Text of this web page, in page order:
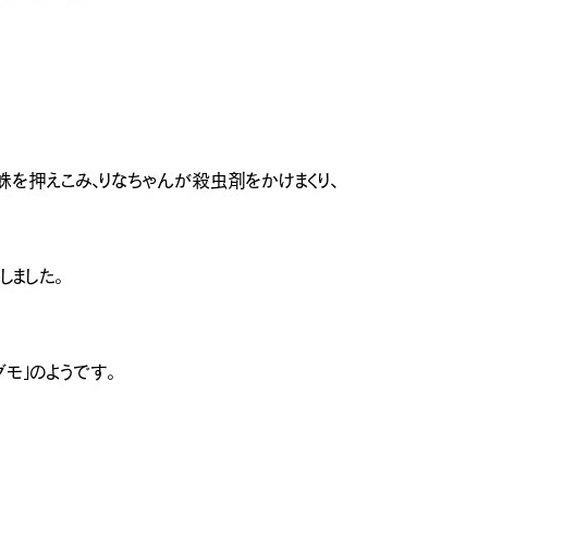
えこみ、りなちゃんが殺虫剤をかけまくり、
した。
のようです。